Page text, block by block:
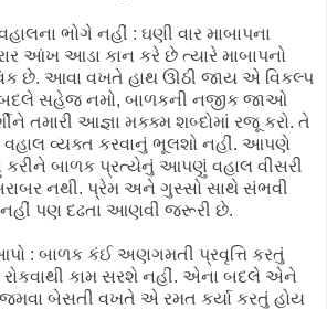
ભોગે નહીં : ઘણી વાર માબાપના
આંખ આડા કાન કરે છે ત્યારે માબાપનો
છે. આવા વખતે હાથ ઊઠી જાય એ વિકલ્પ
બદલે સહેજ નમો, બાળકની નજીક જાઓ
તમારી આજ્ઞા મક્ક્મ શબ્દોમાં રજૂ કરો. તે
વહાલ વ્યક્ત કરવાનું ભૂલશો નહીં. આપણે
બાળક પ્રત્યેનું આપણું વહાલ વીસરી
નથી. પ્રેમ અને ગુસ્સો સાથે સંભવી
નહીં પણ દઢતા આણવી જરૂરી છે.
: બાળક કંઈ અણગમતી પ્રવૃત્તિ કરતું
રોકવાથી કામ સરશે નહીં. એના બદલે એને
બેસતી વખતે એ રમત કર્યા કરતું હોય